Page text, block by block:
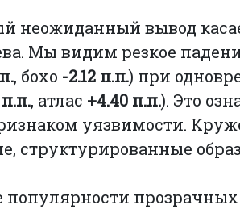
неожиданный вывод
Мы видим резкое
, бохо -2.12 п.п.) при
, атлас +4.40 п.п.). Это
уязвимости.
структурированные
популярности